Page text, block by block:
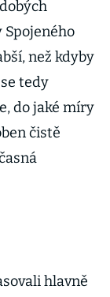
než kdyby
tedy
do jaké míry
čistě
hlavně